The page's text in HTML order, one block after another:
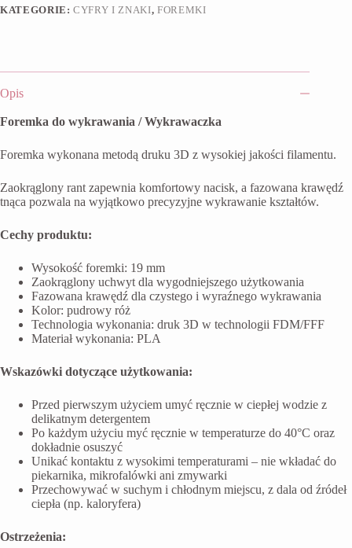
KATEGORIE:CYFRY I ZNAKI, FOREMKI
Opis
Foremka do wykrawania / Wykrawaczka
Foremka wykonana metodą druku 3D z wysokiej jakości filamentu.
Zaokrąglony rant zapewnia komfortowy nacisk, a fazowana krawędź
tnąca pozwala na wyjątkowo precyzyjne wykrawanie kształtów.
Cechy produktu:
Wysokość foremki: 19 mm
Zaokrąglony uchwyt dla wygodniejszego użytkowania
Fazowana krawędź dla czystego i wyraźnego wykrawania
Kolor: pudrowy róż
Technologia wykonania: druk 3D w technologii FDM/FFF
Materiał wykonania: PLA
Wskazówki dotyczące użytkowania:
Przed pierwszym użyciem umyć ręcznie w ciepłej wodzie z
delikatnym detergentem
Po każdym użyciu myć ręcznie w temperaturze do 40°C oraz
dokładnie osuszyć
Unikać kontaktu z wysokimi temperaturami – nie wkładać do
piekarnika, mikrofalówki ani zmywarki
Przechowywać w suchym i chłodnym miejscu, z dala od źródeł
ciepła (np. kaloryfera)
Ostrzeżenia: